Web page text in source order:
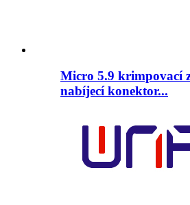
Micro 5.9 krimpovací
nabíjecí konektor...